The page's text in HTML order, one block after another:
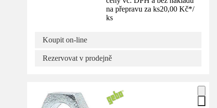
na přepravu za ks20,00 Kč*/
ks
Koupit on-line
Rezervovat v prodejně